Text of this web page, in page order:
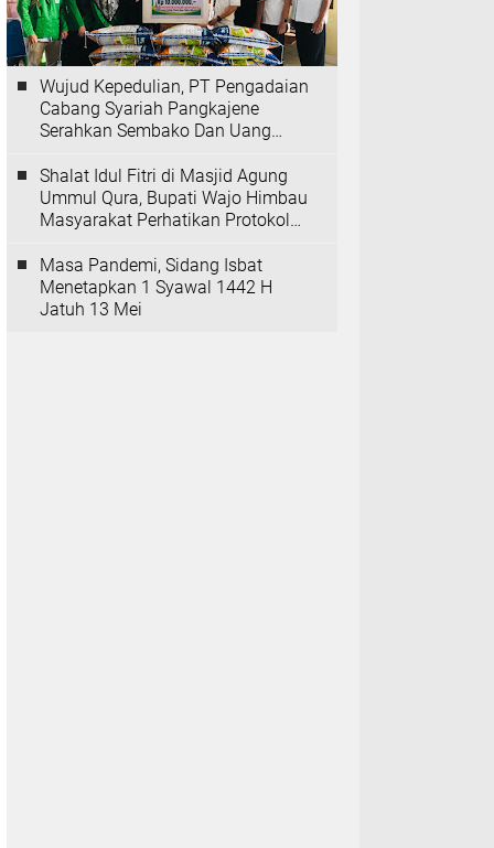
Wujud Kepedulian, PT Pengadaian
Cabang Syariah Pangkajene
Serahkan Sembako Dan Uang
Rappang
Shalat Idul Fitri di Masjid Agung
Ummul Qura, Bupati Wajo Himbau
Masyarakat Perhatikan Protokol
Masa Pandemi, Sidang Isbat
Menetapkan 1 Syawal 1442 H
Jatuh 13 Mei